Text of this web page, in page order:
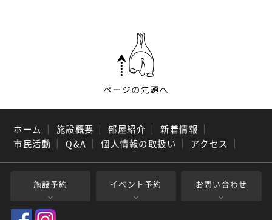
ホーム ｜ 施設概要 ｜ 部屋紹介 ｜ 新着情報 ｜
市民活動 ｜ Q&A ｜ 個人情報の取扱い ｜ アクセス ｜
施設予約 イベント予約 お問い合わせ